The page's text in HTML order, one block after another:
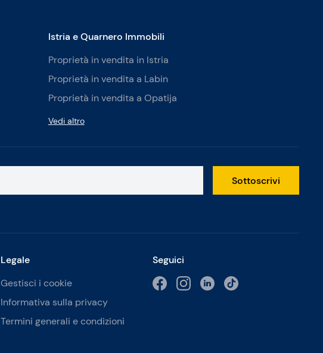
Sottoscrivi
Istria e Quarnero Immobili
Proprietà in vendita in Istria
Proprietà in vendita a Labin
Proprietà in vendita a Opatija
Vedi altro
Legale
Gestisci i cookie
Informativa sulla privacy
Termini generali e condizioni
Seguici